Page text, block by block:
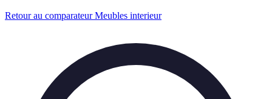
Retour au comparateur Meubles interieur